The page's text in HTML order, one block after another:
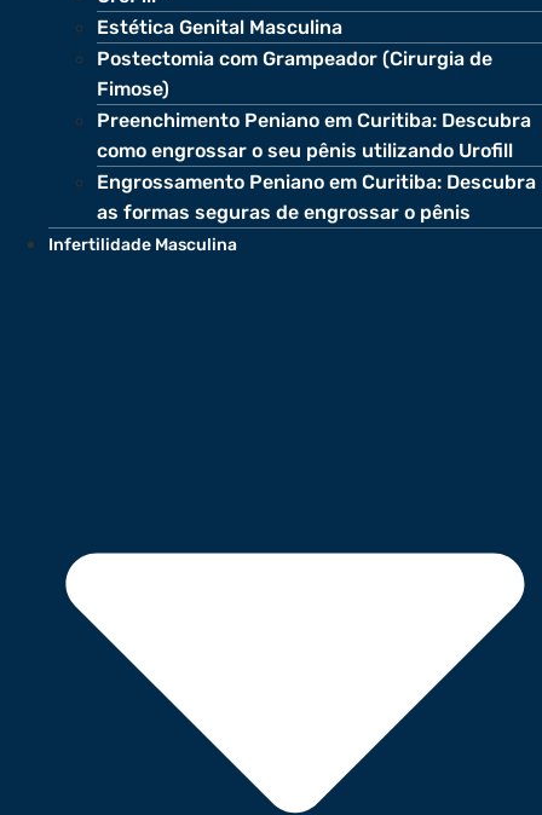
Estética Genital Masculina
Postectomia com Grampeador (Cirurgia de
Fimose)
Preenchimento Peniano em Curitiba: Descubra
como engrossar o seu pênis utilizando Urofill
Engrossamento Peniano em Curitiba: Descubra
as formas seguras de engrossar o pênis
Infertilidade Masculina